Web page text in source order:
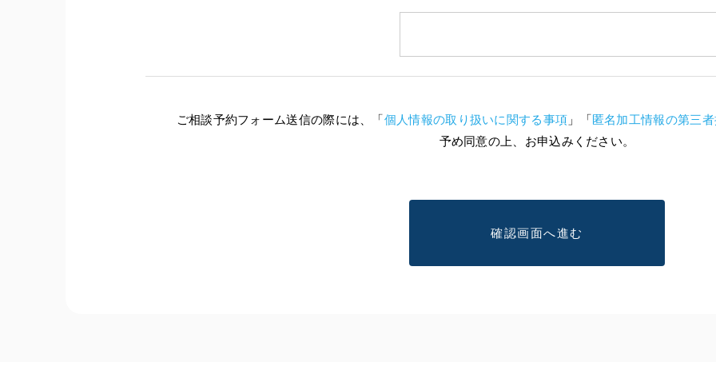
ご相談予約フォーム送信の際には、「個人情報の取り扱いに関する事項 」「匿名加工情報の第三
予め同意の上、お申込みください。